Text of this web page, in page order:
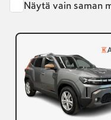
Näytä vain saman